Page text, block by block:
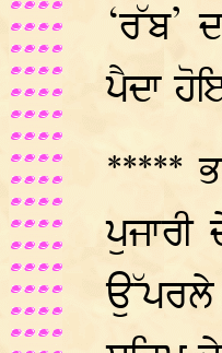
‘ਰੱਬ’
ਪੈਦਾ
*****
ਉੱਪਰਲੇ